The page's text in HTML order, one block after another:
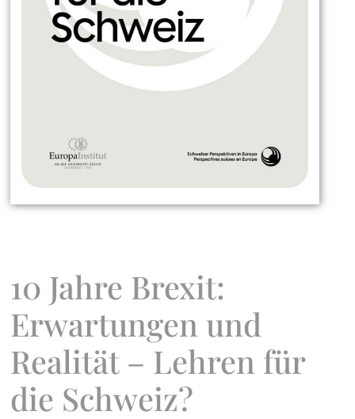
10 Jahre Brexit:
Erwartungen und
Realität – Lehren für
die Schweiz?